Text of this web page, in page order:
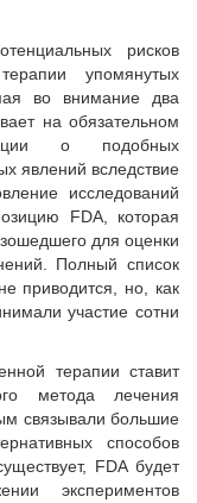
рисков
упомянутых
во внимание два
на обязательном
о подобных
явлений вследствие
исследований
FDA, которая
для оценки
Полный список
приводится, но, как
участие сотни
терапии ставит
метода лечения
связывали большие
способов
FDA будет
экспериментов